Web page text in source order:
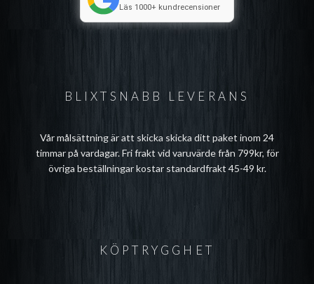
BLIXTSNABB LEVERANS
Vår målsättning är att skicka skicka ditt paket inom 24
timmar på vardagar. Fri frakt vid varuvärde från 799kr, för
övriga beställningar kostar standardfrakt 45-49 kr.
Läs 1000+ kundrecensioner
KÖPTRYGGHET